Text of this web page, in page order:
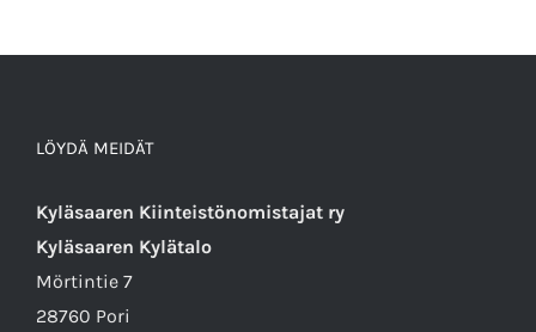
LÖYDÄ MEIDÄT
Kyläsaaren Kiinteistönomistajat ry
Kyläsaaren Kylätalo
Mörtintie 7
28760 Pori